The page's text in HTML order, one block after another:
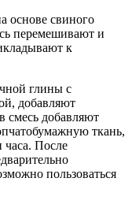
основе свиного
перемешивают и
к
глины с
добавляют
смесь добавляют
ткань,
часа. После
пользоваться